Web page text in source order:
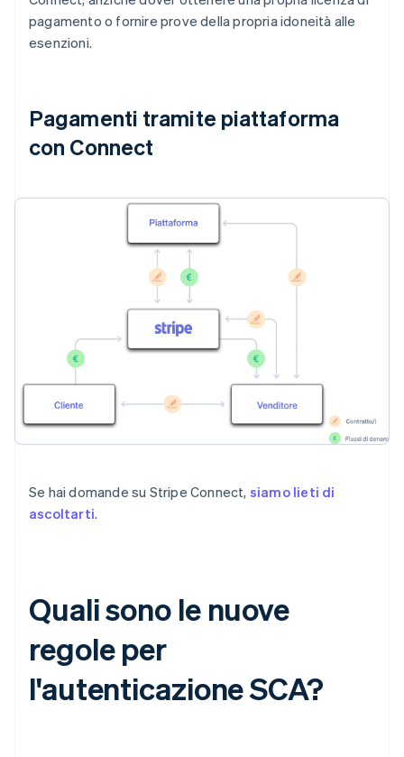
pagamento o fornire prove della propria idoneità alle
esenzioni.
Pagamenti tramite piattaforma
con Connect
Se hai domande su Stripe Connect, siamo lieti di
ascoltarti.
Quali sono le nuove
regole per
l'autenticazione SCA?